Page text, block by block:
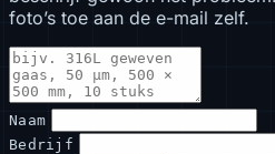
foto’s toe aan de e-mail zelf.
Naam
Bedrijf